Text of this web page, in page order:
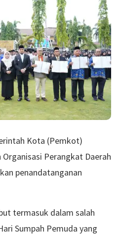
Kota (Pemkot)
Perangkat Daerah
penandatanganan
termasuk dalam salah
Sumpah Pemuda yang